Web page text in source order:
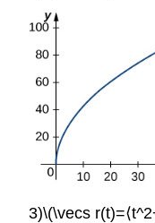
3)\(\vecs